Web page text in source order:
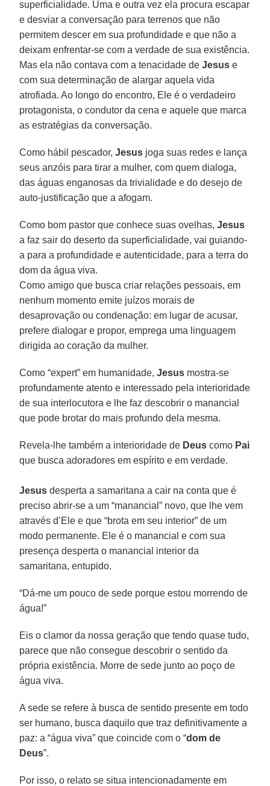
superficialidade. Uma e outra vez ela procura escapar
e desviar a conversação para terrenos que não
permitem descer em sua profundidade e que não a
deixam enfrentar-se com a verdade de sua existência.
Mas ela não contava com a tenacidade de Jesus e
com sua determinação de alargar aquela vida
atrofiada. Ao longo do encontro, Ele é o verdadeiro
protagonista, o condutor da cena e aquele que marca
as estratégias da conversação.
Como hábil pescador,Jesus joga suas redes e lança
seus anzóis para tirar a mulher, com quem dialoga,
das águas enganosas da trivialidade e do desejo de
auto-justificação que a afogam.
Como bom pastor que conhece suas ovelhas,Jesus
a faz sair do deserto da superficialidade, vai guiando-
a para a profundidade e autenticidade, para a terra do
dom da água viva.
Como amigo que busca criar relações pessoais, em
nenhum momento emite juízos morais de
desaprovação ou condenação: em lugar de acusar,
prefere dialogar e propor, emprega uma linguagem
dirigida ao coração da mulher.
Como “expert” em humanidade,Jesus mostra-se
profundamente atento e interessado pela interioridade
de sua interlocutora e lhe faz descobrir o manancial
que pode brotar do mais profundo dela mesma.
Revela-lhe também a interioridade de Deus como Pai
que busca adoradores em espírito e em verdade.
Jesus desperta a samaritana a cair na conta que é
preciso abrir-se a um “manancial” novo, que lhe vem
através d’Ele e que “brota em seu interior” de um
modo permanente. Ele é o manancial e com sua
presença desperta o manancial interior da
samaritana, entupido.
“Dá-me um pouco de sede porque estou morrendo de
água!”
Eis o clamor da nossa geração que tendo quase tudo,
parece que não consegue descobrir o sentido da
própria existência. Morre de sede junto ao poço de
água viva.
A sede se refere à busca de sentido presente em todo
ser humano, busca daquilo que traz definitivamente a
paz: a “água viva” que coincide com o “dom de
Deus”.
Por isso, o relato se situa intencionadamente em